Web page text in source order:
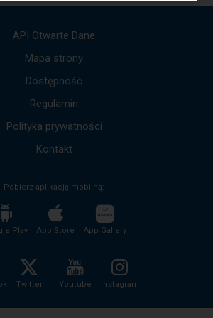
API Otwarte Dane
Mapa strony
Dostępność
Regulamin
Polityka prywatności
Kontakt
Pobierz aplikację mobilną:
Play App Store App Gallery
Twitter Youtube Instagram